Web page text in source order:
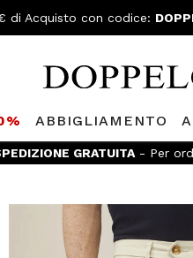
di Acquisto con codice:
ABBIGLIAMENTO
GRATUITA- Per